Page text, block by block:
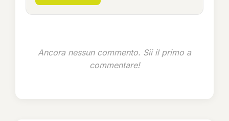
Ancora nessun commento. Sii il primo a
commentare!